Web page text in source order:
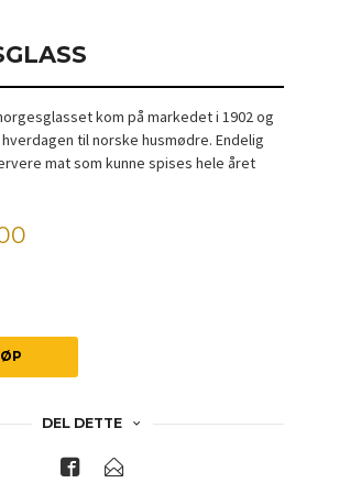
kom på markedet i 1902 og
til norske husmødre. Endelig
mat som kunne spises hele året
DEL DETTE